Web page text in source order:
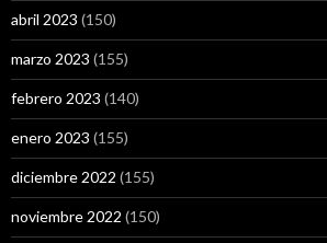
abril 2023 (150)
marzo 2023 (155)
febrero 2023 (140)
enero 2023 (155)
diciembre 2022 (155)
noviembre 2022 (150)